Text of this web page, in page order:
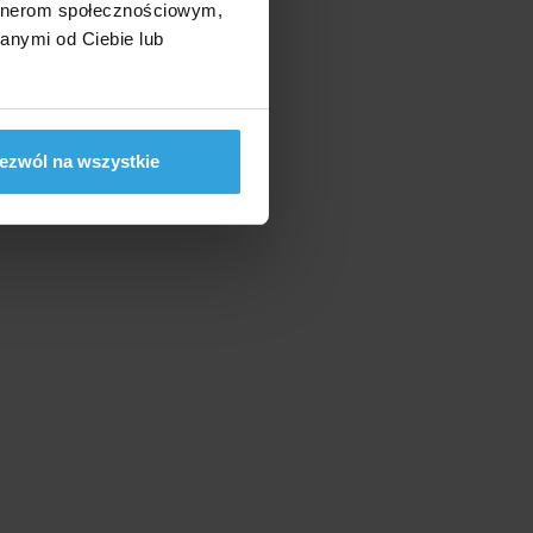
społecznościowym,
od Ciebie lub
na wszystkie